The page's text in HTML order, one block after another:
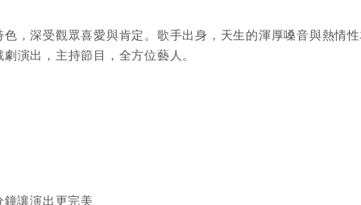
，深受觀眾喜愛與肯定。歌手出身，天生的渾厚嗓音與熱情
演出，主持節目，全方位藝人。
讓演出更完美